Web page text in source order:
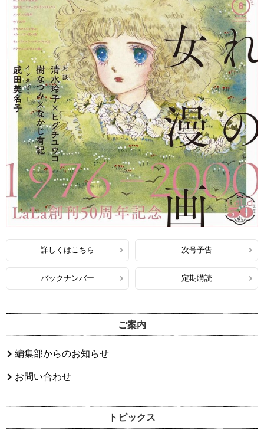
詳しくはこちら 次号予告
バックナンバー 定期購読
ご案内
編集部からのお知らせ
お問い合わせ
トピックス